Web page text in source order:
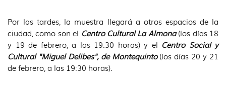
Por las tardes, la muestra llegará a otros espacios de la
ciudad, como son el Centro Cultural La Almona(los días 18
y 19 de febrero, a las 19:30 horas) y el Centro Social y
Cultural "Miguel Delibes", de Montequinto(los días 20 y 21
de febrero, a las 19:30 horas).